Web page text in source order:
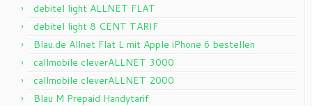
debitel light ALLNET FLAT
debitel light 8 CENT TARIF
Blau.de Allnet Flat L mit Apple iPhone 6 bestellen
callmobile cleverALLNET 3000
callmobile cleverALLNET 2000
Blau M Prepaid Handytarif